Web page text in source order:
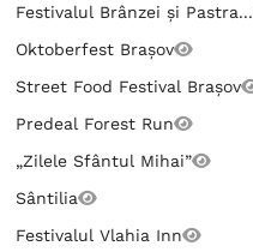
Festivalul Brânzei și Pastra...
Oktoberfest Brașov
Street Food Festival Brașov
Predeal Forest Run
„Zilele Sfântul Mihai”
Sântilia
Festivalul Vlahia Inn